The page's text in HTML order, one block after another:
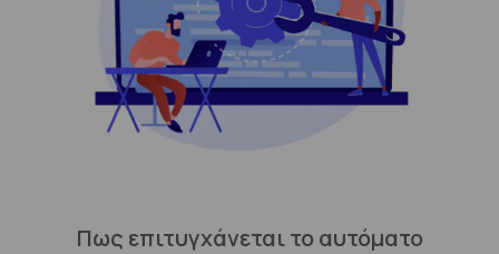
Πως επιτυγχάνεται το αυτόματο